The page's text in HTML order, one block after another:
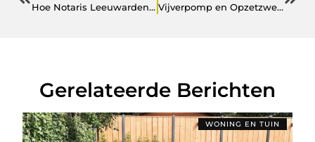
Hoe Notaris Leeuwarden U Kan Helpen in de Nederlandse Juridische Wereld Vijverpomp en Opzetzwembad: Essentiële elementen voor een tuin met water
Gerelateerde Berichten
WONING EN TUIN